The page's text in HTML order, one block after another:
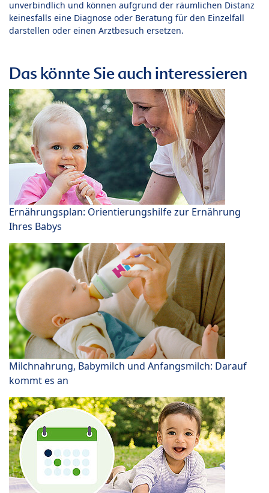
unverbindlich und können aufgrund der räumlichen Distanz
keinesfalls eine Diagnose oder Beratung für den Einzelfall
darstellen oder einen Arztbesuch ersetzen.
Das könnte Sie auch interessieren
Ernährungsplan: Orientierungshilfe zur Ernährung
Ihres Babys
Milchnahrung, Babymilch und Anfangsmilch: Darauf
kommt es an